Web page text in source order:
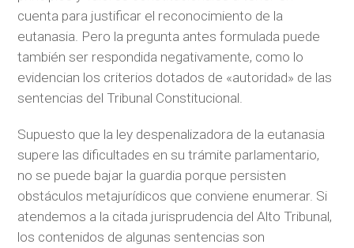
cuenta para justificar el reconocimiento de la
eutanasia. Pero la pregunta antes formulada puede
también ser respondida negativamente, como lo
evidencian los criterios dotados de «autoridad» de las
sentencias del Tribunal Constitucional.
Supuesto que la ley despenalizadora de la eutanasia
supere las dificultades en su trámite parlamentario,
no se puede bajar la guardia porque persisten
obstáculos metajurídicos que conviene enumerar. Si
atendemos a la citada jurisprudencia del Alto Tribunal,
los contenidos de algunas sentencias son